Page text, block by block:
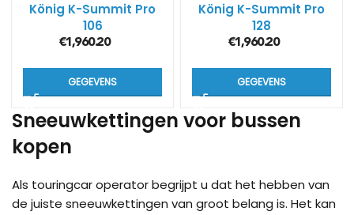
König K-Summit Pro
106
€1,960.20
GEGEVENS
König K-Summit Pro
128
€1,960.20
GEGEVENS
Sneeuwkettingen voor bussen
kopen
Als touringcar operator begrijpt u dat het hebben van
de juiste sneeuwkettingen van groot belang is. Het kan